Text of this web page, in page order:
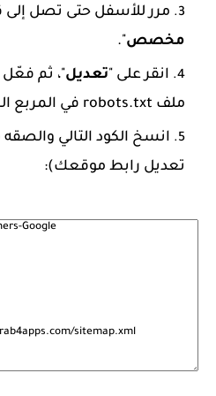
مرر للأسفل حتى تصل
مخصص".
انقر على "تعديل"، ثم فعّل
ملف robots.txt في المربع المخصص.
انسخ الكود التالي
تعديل رابط موقعك):